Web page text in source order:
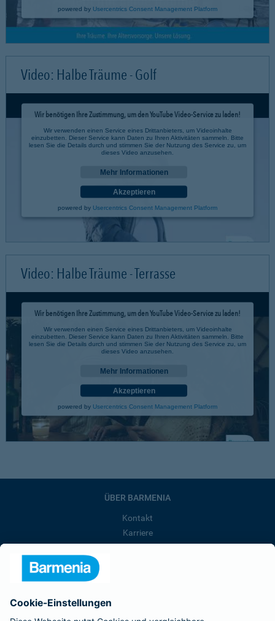
powered by Usercentrics Consent Management Platform
Video: Halbe Träume - Golf
Wir benötigen Ihre Zustimmung, um den YouTube Video-Service zu laden!
Wir verwenden einen Service eines Drittanbieters, um Videoinhalte
einzubetten. Dieser Service kann Daten zu Ihren Aktivitäten sammeln. Bitte
lesen Sie die Details durch und stimmen Sie der Nutzung des Service zu, um
dieses Video anzusehen.
Mehr Informationen
Akzeptieren
powered by Usercentrics Consent Management Platform
Video: Halbe Träume - Terrasse
Wir benötigen Ihre Zustimmung, um den YouTube Video-Service zu laden!
Wir verwenden einen Service eines Drittanbieters, um Videoinhalte
einzubetten. Dieser Service kann Daten zu Ihren Aktivitäten sammeln. Bitte
lesen Sie die Details durch und stimmen Sie der Nutzung des Service zu, um
dieses Video anzusehen.
Mehr Informationen
Akzeptieren
powered by Usercentrics Consent Management Platform
ÜBER BARMENIA
Kontakt
Karriere
Barmenia ist Teil der BarmeniaGothaer